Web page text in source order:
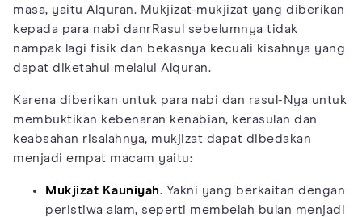
masa, yaitu Alquran. Mukjizat-mukjizat yang diberikan
kepada para nabi danrRasul sebelumnya tidak
nampak lagi fisik dan bekasnya kecuali kisahnya yang
dapat diketahui melalui Alquran.
Karena diberikan untuk para nabi dan rasul-Nya untuk
membuktikan kebenaran kenabian, kerasulan dan
keabsahan risalahnya, mukjizat dapat dibedakan
menjadi empat macam yaitu:
Mukjizat Kauniyah. Yakni yang berkaitan dengan
peristiwa alam, seperti membelah bulan menjadi